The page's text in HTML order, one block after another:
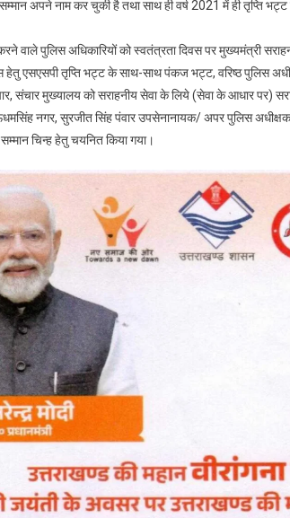
सम्मान अपने नाम कर चुकी है तथा साथ ही वर्ष 2021 में ही तृप्ति
करने वाले पुलिस अधिकारियों को स्वतंत्रता दिवस पर मुख्यमंत्री
एसएसपी तृप्ति भट्ट के साथ-साथ पंकज भट्ट, वरिष्ठ पुलिस
संचार मुख्यालय को सराहनीय सेवा के लिये (सेवा के आधार पर)
नगर, सुरजीत सिंह पंवार उपसेनानायक/ अपर पुलिस अधीक्षक
चिन्ह हेतु चयनित किया गया।